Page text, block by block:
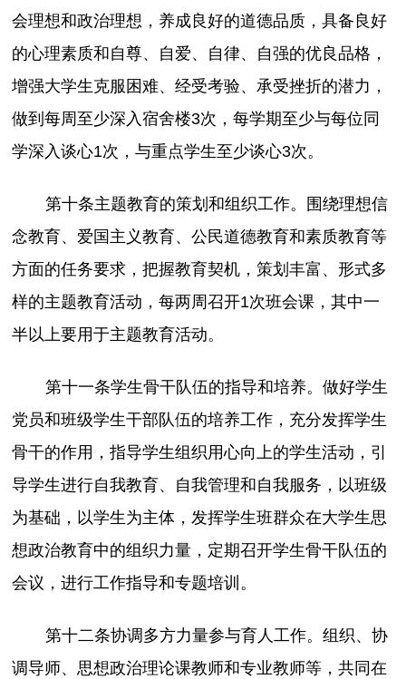
会理想和政治理想，养成良好的道德品质，具备良好
的心理素质和自尊、自爱、自律、自强的优良品格，
增强大学生克服困难、经受考验、承受挫折的潜力，
做到每周至少深入宿舍楼3次，每学期至少与每位同
学深入谈心1次，与重点学生至少谈心3次。
第十条主题教育的策划和组织工作。围绕理想信
念教育、爱国主义教育、公民道德教育和素质教育等
方面的任务要求，把握教育契机，策划丰富、形式多
样的主题教育活动，每两周召开1次班会课，其中一
半以上要用于主题教育活动。
第十一条学生骨干队伍的指导和培养。做好学生
党员和班级学生干部队伍的培养工作，充分发挥学生
骨干的作用，指导学生组织用心向上的学生活动，引
导学生进行自我教育、自我管理和自我服务，以班级
为基础，以学生为主体，发挥学生班群众在大学生思
想政治教育中的组织力量，定期召开学生骨干队伍的
会议，进行工作指导和专题培训。
第十二条协调多方力量参与育人工作。组织、协
调导师、思想政治理论课教师和专业教师等，共同在